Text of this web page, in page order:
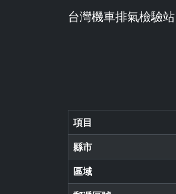
台灣機車排氣檢驗站
項目
縣市
區域